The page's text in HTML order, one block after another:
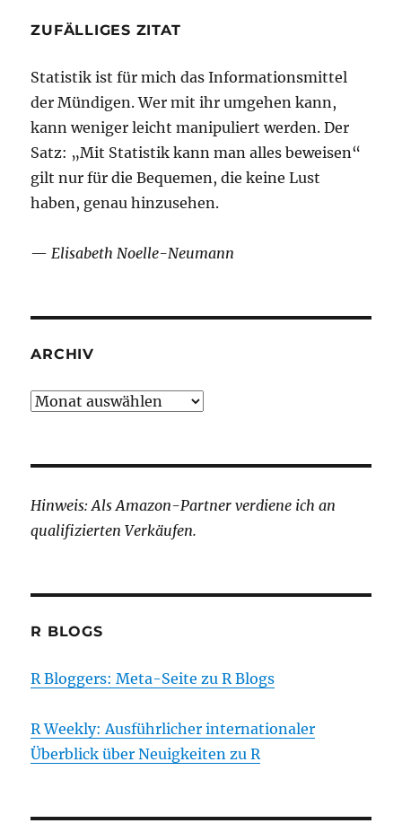
ZUFÄLLIGES ZITAT
Statistik ist für mich das Informationsmittel
der Mündigen. Wer mit ihr umgehen kann,
kann weniger leicht manipuliert werden. Der
Satz: „Mit Statistik kann man alles beweisen“
gilt nur für die Bequemen, die keine Lust
haben, genau hinzusehen.
— Elisabeth Noelle-Neumann
ARCHIV
Archiv
Hinweis: Als Amazon-Partner verdiene ich an
qualifizierten Verkäufen.
R BLOGS
R Bloggers: Meta-Seite zu R Blogs
R Weekly: Ausführlicher internationaler
Überblick über Neuigkeiten zu R